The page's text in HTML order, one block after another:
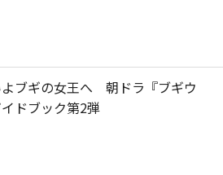
よブギの女王へ 朝ドラ『ブギウ
ドブック第2弾